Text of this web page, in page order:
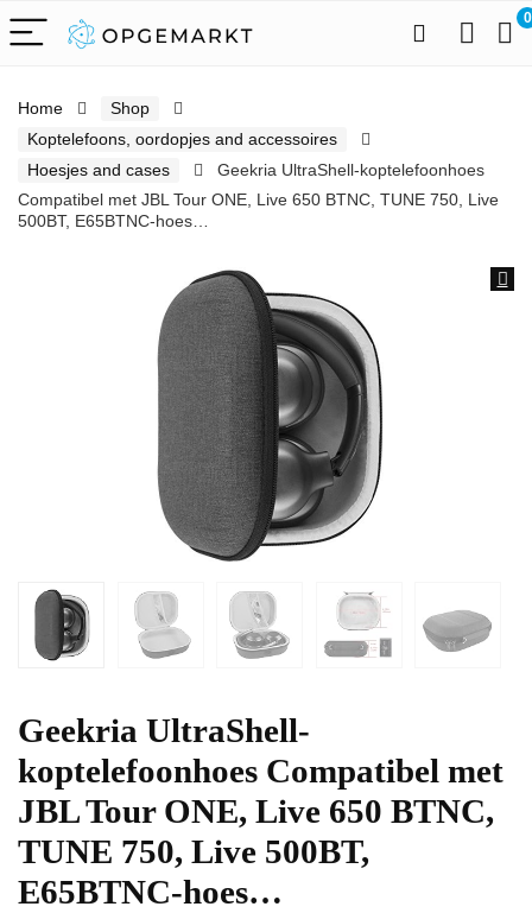
0
Home
Shop
Koptelefoons, oordopjes and accessoires
Hoesjes and cases
Geekria UltraShell-koptelefoonhoes
Compatibel met JBL Tour ONE, Live 650 BTNC, TUNE 750, Live
500BT, E65BTNC-hoes…
Geekria UltraShell-
koptelefoonhoes Compatibel met
JBL Tour ONE, Live 650 BTNC,
TUNE 750, Live 500BT,
E65BTNC-hoes…